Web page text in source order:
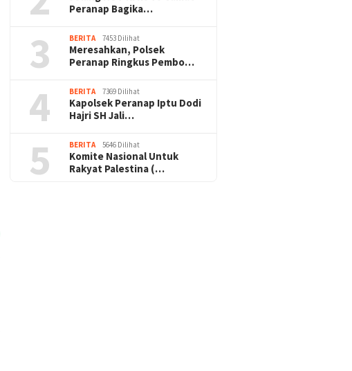
Peranap Bagika…
3 BERITA 7453 Dilihat
Meresahkan, Polsek
Peranap Ringkus Pembo…
4 BERITA 7369 Dilihat
Kapolsek Peranap Iptu Dodi
Hajri SH Jali…
5 BERITA 5646 Dilihat
Komite Nasional Untuk
Rakyat Palestina (…